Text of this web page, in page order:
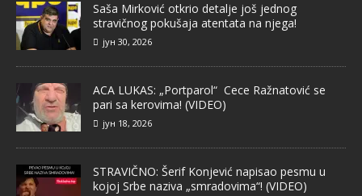
Saša Mirković otkrio detalje još jednog
stravičnog pokušaja atentata na njega!
јун 30, 2026
ACA LUKAS: „Portparol“ Cece Ražnatović se
pari sa kerovima! (VIDEO)
јун 18, 2026
STRAVIČNO: Šerif Konjević napisao pesmu u
kojoj Srbe naziva „smradovima“! (VIDEO)